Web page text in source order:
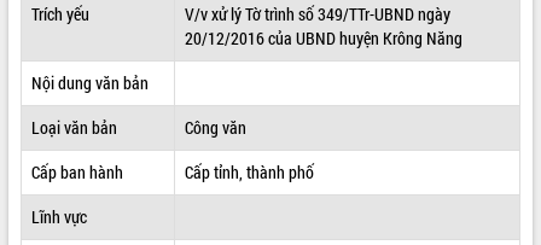
VĂN BẢN HĐND TỈNH
ĐIỂM TIN VĂN BẢN
Trích yếu
V/v xử lý Tờ trình số 349/TTr-UBND ngày
20/12/2016 của UBND huyện Krông Năng
Nội dung văn bản
Loại văn bản
Công văn
Cấp ban hành
Cấp tỉnh, thành phố
Lĩnh vực